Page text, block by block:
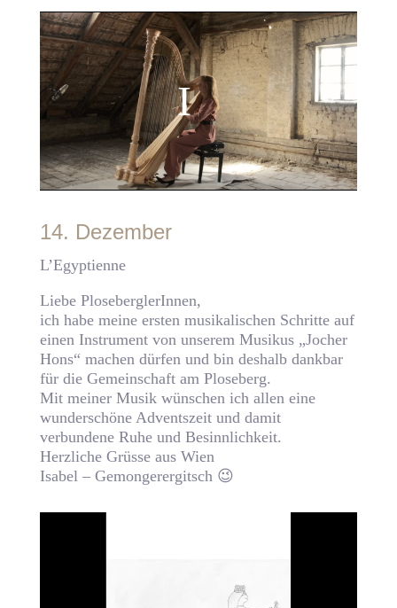
14. Dezember
L’Egyptienne
Liebe PloseberglerInnen,
ich habe meine ersten musikalischen Schritte auf
einen Instrument von unserem Musikus „Jocher
Hons“ machen dürfen und bin deshalb dankbar
für die Gemeinschaft am Ploseberg.
Mit meiner Musik wünschen ich allen eine
wunderschöne Adventszeit und damit
verbundene Ruhe und Besinnlichkeit.
Herzliche Grüsse aus Wien
Isabel – Gemongerergitsch 😉